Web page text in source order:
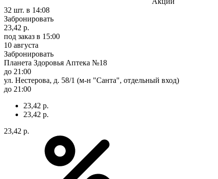
32 шт. в 14:08
Забронировать
23,42 р.
под заказ в 15:00
10 августа
Забронировать
Планета Здоровья Аптека №18
до 21:00
ул. Нестерова, д. 58/1 (м-н "Санта", отдельный вход)
до 21:00
23,42 р.
23,42 р.
23,42 р.